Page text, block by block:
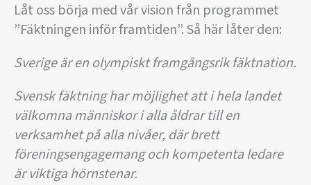
Låt oss börja med vår vision från programmet
”Fäktningen inför framtiden”. Så här låter den:
Sverige är en olympiskt framgångsrik fäktnation.
Svensk fäktning har möjlighet att i hela landet
välkomna människor i alla åldrar till en
verksamhet på alla nivåer, där brett
föreningsengagemang och kompetenta ledare
är viktiga hörnstenar.